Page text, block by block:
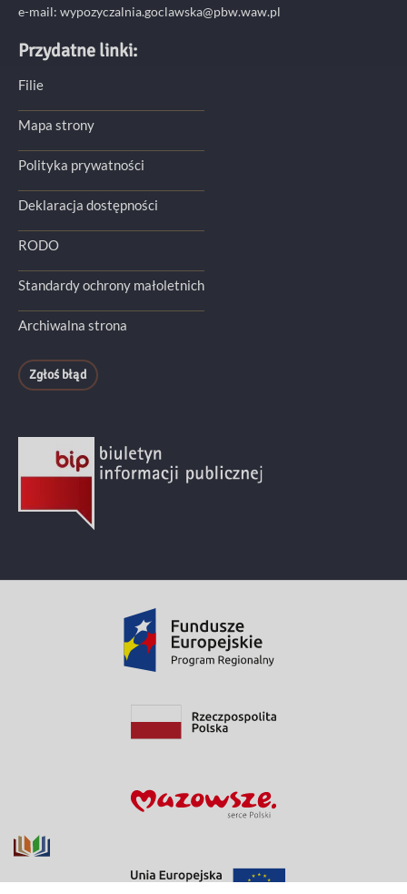
e-mail: wypozyczalnia.goclawska@pbw.waw.pl
Przydatne linki:
Filie
Mapa strony
Polityka prywatności
Deklaracja dostępności
RODO
Standardy ochrony małoletnich
Archiwalna strona
Zgłoś błąd